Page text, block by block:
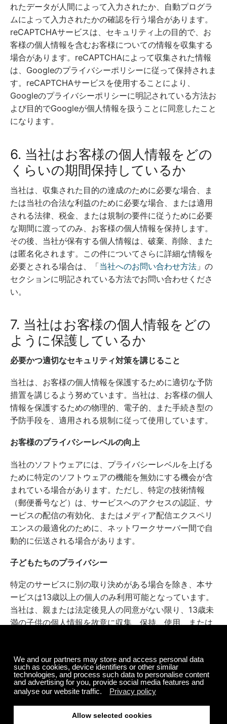
れたデータが人間によって入力されたか、自動プログラ
ムによって入力されたかの確認を行う場合があります。
reCAPTCHAサービスは、セキュリティ上の目的で、お
客様の個人情報を含むお客様についての情報を収集する
場合があります。reCAPTCHAによって収集された情報
は、Googleのプライバシーポリシーに従って保持されま
す。reCAPTCHAサービスを使用することにより、
Googleのプライバシーポリシーに明記されている方法お
よび目的でGoogleが個人情報を扱うことに同意したこと
になります。
6. 当社はお客様の個人情報をどの
くらいの期間保持しているか
当社は、収集された目的の達成のために必要な場合、ま
たは当社の合法な利益のために必要な場合、または適用
される法律、税金、または規制の要件に従うために必要
な期間に渡ってのみ、お客様の個人情報を保持します。
その後、当社が保有する個人情報は、破棄、削除、また
は匿名化されます。この件についてさらに詳細な情報を
必要とされる場合は、「当社へのお問い合わせ方法 」の
セクションに明記されている方法でお問い合わせくださ
い。
7. 当社はお客様の個人情報をどの
ように保護しているか
必要かつ適切なセキュリティ対策を講じること
当社は、お客様の個人情報を保護するために適切な予防
措置を講じるよう努めています。当社は、お客様の個人
情報を保護するための物理的、電子的、また手続き型の
予防手段を、適用される規制に従って使用しています。
お客様のプライバシーレベルの向上
当社のソフトウェアには、プライバシーレベルを上げる
ために特定のソフトウェアの機能を無効にする機会が含
まれている場合があります。ただし、特定の技術情報
（郵便番号など）は、サービスへのアクセスの認証、サ
ービスの配信の有効化、またはメディア配信エクスペリ
エンスの最適化のために、ネットワークサーバー間で自
動的に伝送される場合があります。
子どもたちのプライバシー
特定のサービスに別の取り決めがある場合を除き、本サ
ービスは13歳以上の個人のみ利用可能となっています。
当社は、親または法定後見人の同意がない限り、13歳未
満の子供の個人情報を故意に収集、保持、使用、または
合は、「当社へのお問い合わせ方法」のセクションに明
記されている方法でお問い合わせください。
8. 当社はCookieをどのように使用